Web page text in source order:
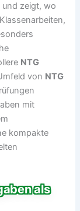
und zeigt, wo
NTG
von NTG
mit
kompakte
als